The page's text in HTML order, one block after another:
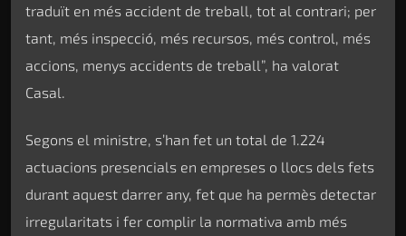
traduït en més accident de treball, tot al contrari; per
tant, més inspecció, més recursos, més control, més
accions, menys accidents de treball”, ha valorat
Casal.
Segons el ministre, s’han fet un total de 1.224
actuacions presencials en empreses o llocs dels fets
durant aquest darrer any, fet que ha permès detectar
irregularitats i fer complir la normativa amb més